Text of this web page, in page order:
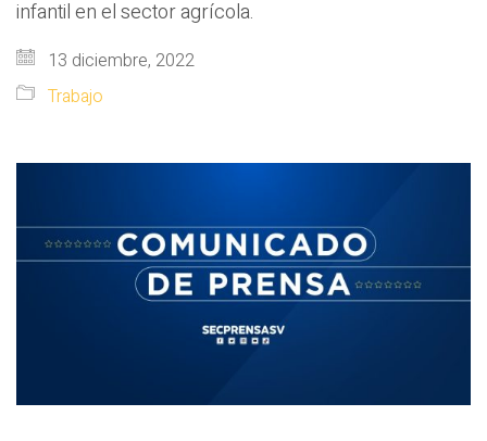
infantil en el sector agrícola.
13 diciembre, 2022
Trabajo